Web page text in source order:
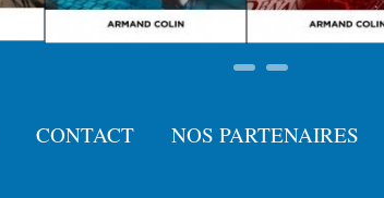
CONTACT NOS PARTENAIRES